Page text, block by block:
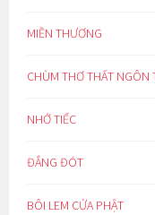
MIỀN THƯƠNG
CHÙM THƠ THẤT NGÔN
NHỚ TIẾC
ĐẮNG ĐÓT
BÔI LEM CỬA PHẬT